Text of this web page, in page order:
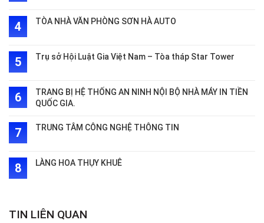
TÒA NHÀ VĂN PHÒNG SƠN HÀ AUTO
Trụ sở Hội Luật Gia Việt Nam – Tòa tháp Star Tower
TRANG BỊ HỆ THỐNG AN NINH NỘI BỘ NHÀ MÁY IN TIỀN
QUỐC GIA.
TRUNG TÂM CÔNG NGHỆ THÔNG TIN
LÀNG HOA THỤY KHUÊ
TIN LIÊN QUAN